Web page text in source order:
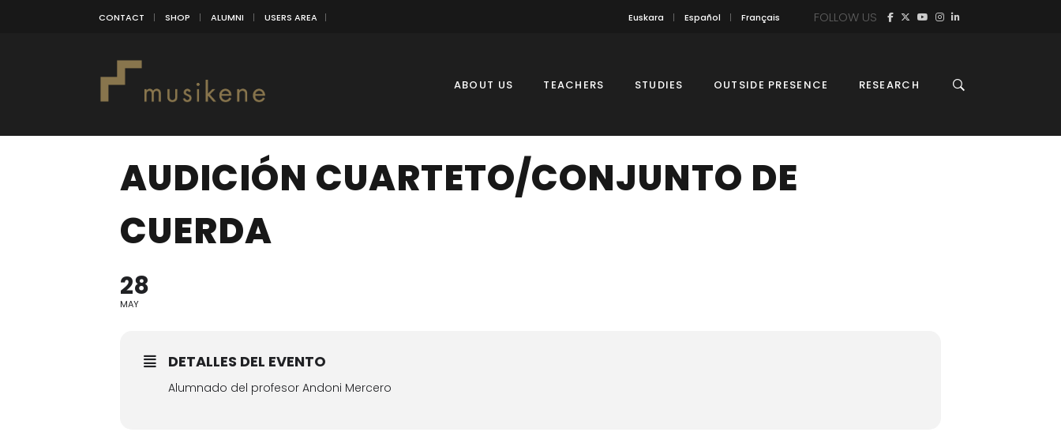
CONTACT SHOP ALUMNI USERS AREA Euskara Español Français FOLLOW US
ABOUT US TEACHERS STUDIES OUTSIDE PRESENCE RESEARCH
AUDICIÓN CUARTETO/CONJUNTO DE
CUERDA
28
MAY
DETALLES DEL EVENTO
Alumnado del profesor Andoni Mercero